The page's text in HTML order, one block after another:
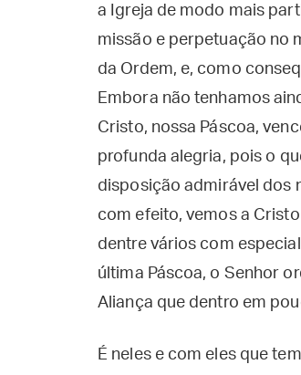
a Igreja de modo mais
missão e perpetuação no
da Ordem, e, como
Embora não tenhamos
Cristo, nossa Páscoa,
profunda alegria, pois o
disposição admirável dos
com efeito, vemos a
dentre vários com
última Páscoa, o Senhor
Aliança que dentro em
É neles e com eles que